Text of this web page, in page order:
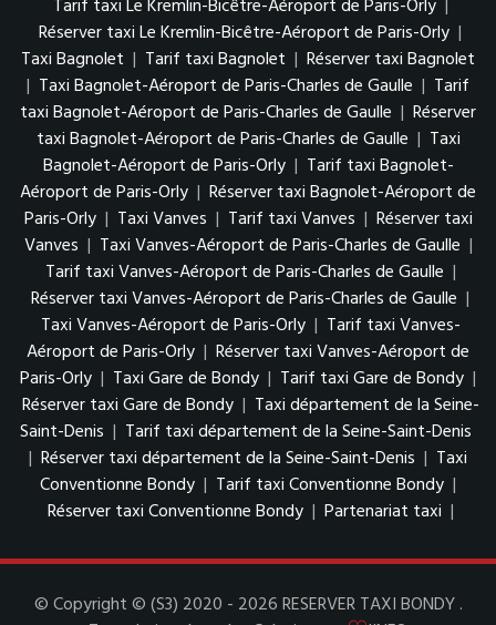
Tarif taxi Le Kremlin-Bicêtre-Aéroport de Paris-Orly |
Réserver taxi Le Kremlin-Bicêtre-Aéroport de Paris-Orly |
Taxi Bagnolet | Tarif taxi Bagnolet | Réserver taxi Bagnolet
| Taxi Bagnolet-Aéroport de Paris-Charles de Gaulle | Tarif
taxi Bagnolet-Aéroport de Paris-Charles de Gaulle | Réserver
taxi Bagnolet-Aéroport de Paris-Charles de Gaulle | Taxi
Bagnolet-Aéroport de Paris-Orly | Tarif taxi Bagnolet-
Aéroport de Paris-Orly | Réserver taxi Bagnolet-Aéroport de
Paris-Orly | Taxi Vanves | Tarif taxi Vanves | Réserver taxi
Vanves | Taxi Vanves-Aéroport de Paris-Charles de Gaulle |
Tarif taxi Vanves-Aéroport de Paris-Charles de Gaulle |
Réserver taxi Vanves-Aéroport de Paris-Charles de Gaulle |
Taxi Vanves-Aéroport de Paris-Orly | Tarif taxi Vanves-
Aéroport de Paris-Orly | Réserver taxi Vanves-Aéroport de
Paris-Orly | Taxi Gare de Bondy | Tarif taxi Gare de Bondy |
Réserver taxi Gare de Bondy | Taxi département de la Seine-
Saint-Denis | Tarif taxi département de la Seine-Saint-Denis
| Réserver taxi département de la Seine-Saint-Denis | Taxi
Conventionne Bondy | Tarif taxi Conventionne Bondy |
Réserver taxi Conventionne Bondy | Partenariat taxi |
© Copyright © (S3) 2020 - 2026 RESERVER TAXI BONDY .